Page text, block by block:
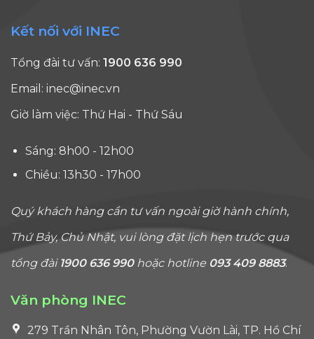
Kết nối với INEC
Tổng đài tư vấn: 1900 636 990
Email: inec@inec.vn
Giờ làm việc: Thứ Hai - Thứ Sáu
Sáng: 8h00 - 12h00
Chiều: 13h30 - 17h00
Quý khách hàng cần tư vấn ngoài giờ hành chính,
Thứ Bảy, Chủ Nhật, vui lòng đặt lịch hẹn trước qua
tổng đài 1900 636 990hoặc hotline 093 409 8883.
Văn phòng INEC
279 Trần Nhân Tôn, Phường Vườn Lài, TP. Hồ Chí